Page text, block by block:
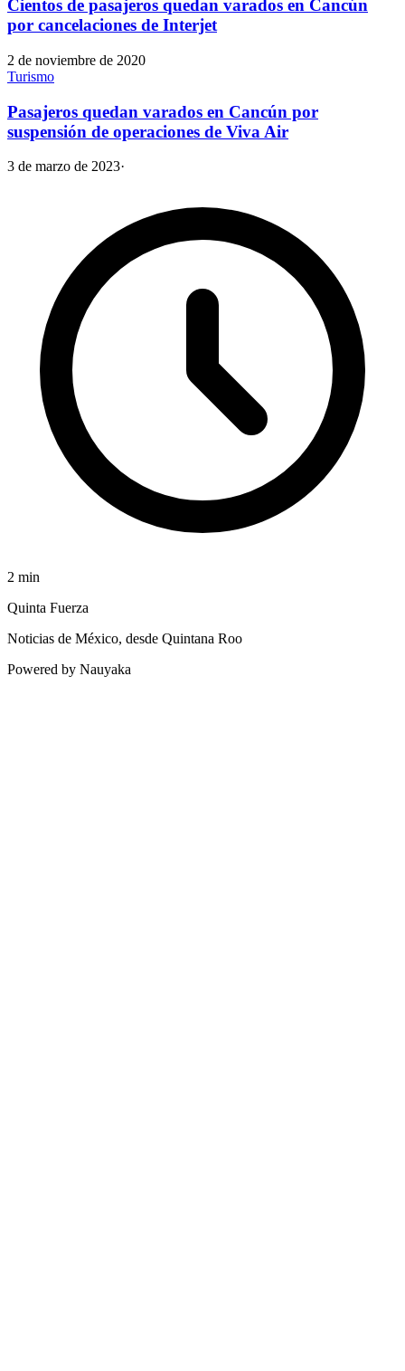
Cientos de pasajeros quedan varados en Cancún
por cancelaciones de Interjet
2 de noviembre de 2020
Turismo
Pasajeros quedan varados en Cancún por
suspensión de operaciones de Viva Air
3 de marzo de 2023·
2 min
Quinta Fuerza
Noticias de México, desde Quintana Roo
Powered by Nauyaka